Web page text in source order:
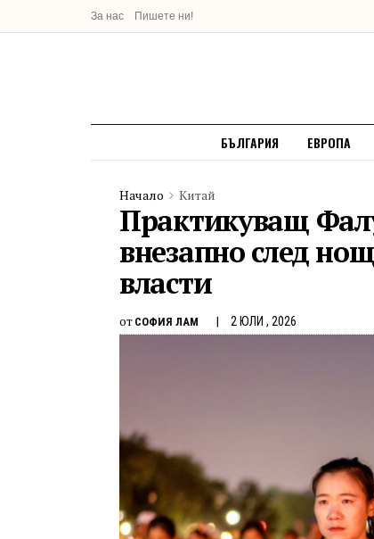
За нас Пишете ни!
БЪЛГАРИЯ ЕВРОПА
Начало Китай
Практикуващ
внезапно след
власти
от СОФИЯ ЛАМ 2 ЮЛИ , 2026